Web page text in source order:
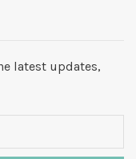
latest updates,